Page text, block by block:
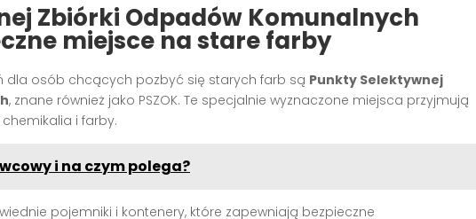
Zbiórki Odpadów Komunalnych
miejsce na stare farby
dla osób chcących pozbyć się starych farb są Punkty Selektywnej
, znane również jako PSZOK. Te specjalnie wyznaczone miejsca przyjmują
i farby.
i na czym polega?
pojemniki i kontenery, które zapewniają bezpieczne